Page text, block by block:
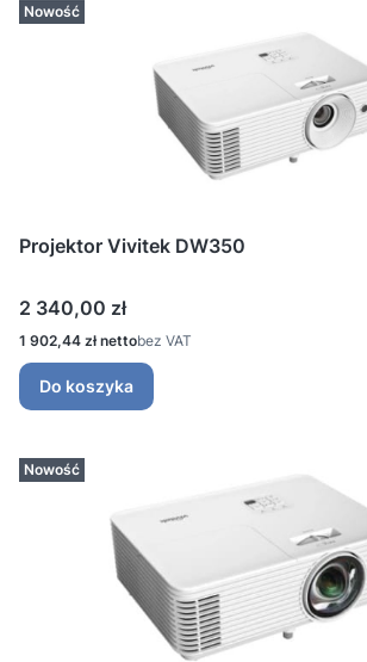
Nowość
Projektor Vivitek DW350
Cena
2 340,00 zł
Cena
1 902,44 zł bez VAT
Do koszyka
Nowość